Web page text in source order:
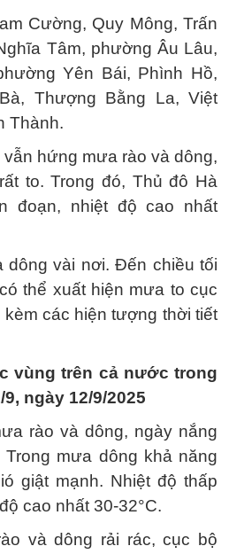
Cường, Quy Mông, Trấn
Tâm, phường Âu Lâu,
Yên Bái, Phình Hồ,
Thượng Bằng La, Việt
Thành.
hứng mưa rào và dông,
to. Trong đó, Thủ đô Hà
đoạn, nhiệt độ cao nhất
dông vài nơi. Đến chiều tối
thể xuất hiện mưa to cục
kèm các hiện tượng thời tiết
vùng trên cả nước trong
ngày 12/9/2025
rào và dông, ngày nắng
mưa dông khả năng
giật mạnh. Nhiệt độ thấp
cao nhất 30-32°C.
và dông rải rác, cục bộ